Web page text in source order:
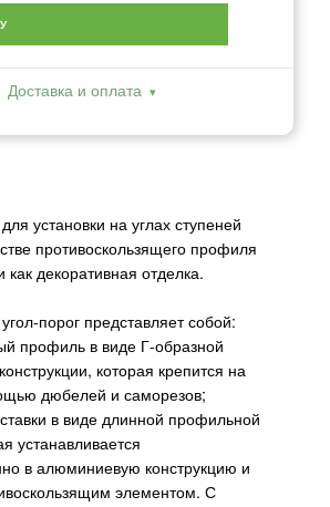
Доставка и оплата
установки на углах ступеней
противоскользящего профиля
как декоративная отделка.
порог представляет собой:
профиль в виде Г-образной
которая крепится на
дюбелей и саморезов;
в виде длинной профильной
устанавливается
в алюминиевую конструкцию и
элементом. С